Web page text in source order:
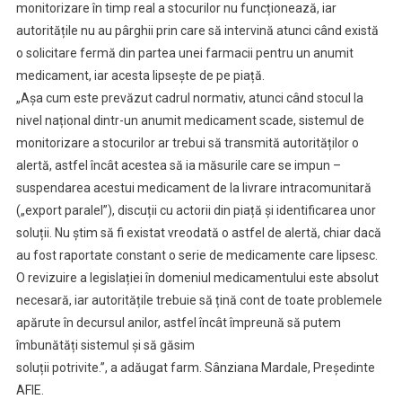
monitorizare în timp real a stocurilor nu funcționează, iar
autoritățile nu au pârghii prin care să intervină atunci când există
o solicitare fermă din partea unei farmacii pentru un anumit
medicament, iar acesta lipsește de pe piață.
„Așa cum este prevăzut cadrul normativ, atunci când stocul la
nivel național dintr-un anumit medicament scade, sistemul de
monitorizare a stocurilor ar trebui să transmită autorităților o
alertă, astfel încât acestea să ia măsurile care se impun –
suspendarea acestui medicament de la livrare intracomunitară
(„export paralel”), discuții cu actorii din piață și identificarea unor
soluții. Nu știm să fi existat vreodată o astfel de alertă, chiar dacă
au fost raportate constant o serie de medicamente care lipsesc.
O revizuire a legislației în domeniul medicamentului este absolut
necesară, iar autoritățile trebuie să țină cont de toate problemele
apărute în decursul anilor, astfel încât împreună să putem
îmbunătăți sistemul și să găsim
soluții potrivite.”, a adăugat farm. Sânziana Mardale, Președinte
AFIE.